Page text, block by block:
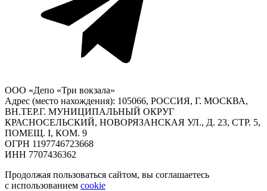
ООО «Депо «Три вокзала»
Адрес (место нахождения): 105066, РОССИЯ, Г. МОСКВА,
ВН.ТЕР.Г. МУНИЦИПАЛЬНЫЙ ОКРУГ
КРАСНОСЕЛЬСКИЙ, НОВОРЯЗАНСКАЯ УЛ., Д. 23, СТР. 5,
ПОМЕЩ. I, КОМ. 9
ОГРН 1197746723668
ИНН 7707436362
Продолжая пользоваться сайтом, вы соглашаетесь
с использованием cookie